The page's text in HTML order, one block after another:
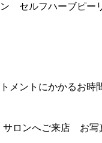
セルフハーブピー
トメントにかかるお時
サロンへご来店 お写